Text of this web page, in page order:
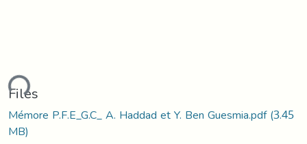
Files
Mémore P.F.E_G.C_ A. Haddad et Y. Ben Guesmia.pdf(3.45
MB)